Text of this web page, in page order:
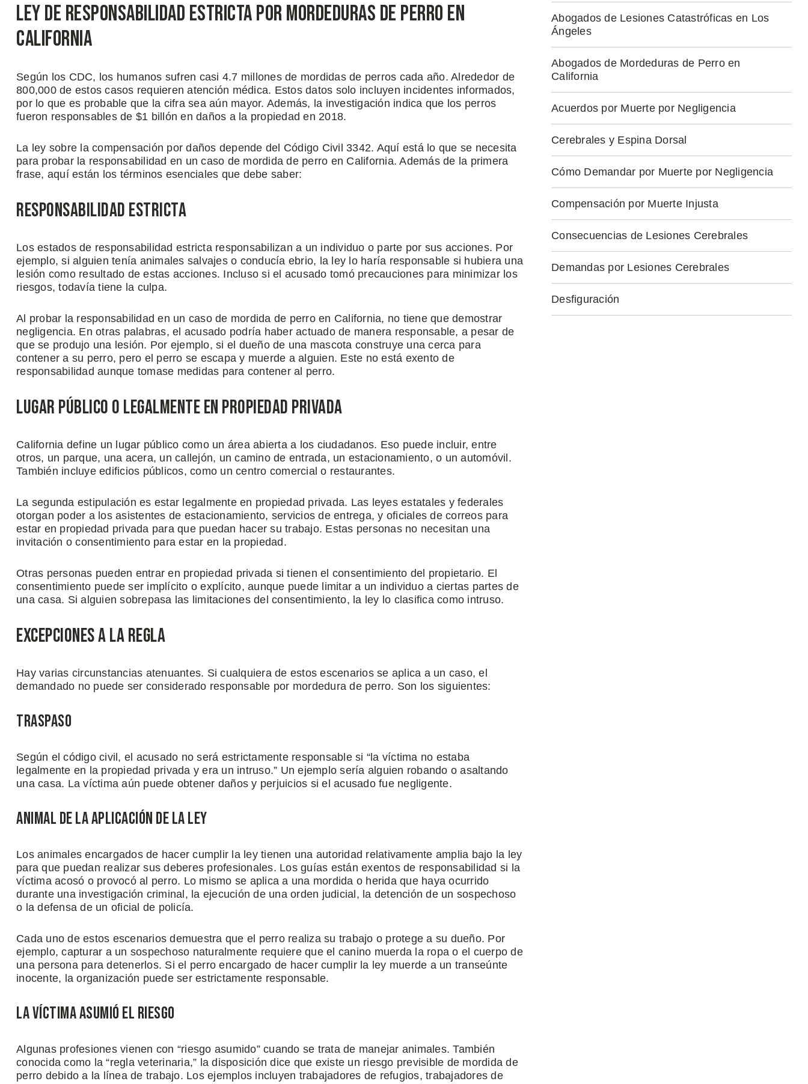
Ley de Responsabilidad Estricta Por Mordeduras de Perro en
California
Según los CDC, los humanos sufren casi 4.7 millones de mordidas de perros cada año. Alrededor de
800,000 de estos casos requieren atención médica. Estos datos solo incluyen incidentes informados,
por lo que es probable que la cifra sea aún mayor. Además, la investigación indica que los perros
fueron responsables de $1 billón en daños a la propiedad en 2018.
La ley sobre la compensación por daños depende del Código Civil 3342. Aquí está lo que se necesita
para probar la responsabilidad en un caso de mordida de perro en California. Además de la primera
frase, aquí están los términos esenciales que debe saber:
Responsabilidad Estricta
Los estados de responsabilidad estricta responsabilizan a un individuo o parte por sus acciones. Por
ejemplo, si alguien tenía animales salvajes o conducía ebrio, la ley lo haría responsable si hubiera una
lesión como resultado de estas acciones. Incluso si el acusado tomó precauciones para minimizar los
riesgos, todavía tiene la culpa.
Al probar la responsabilidad en un caso de mordida de perro en California, no tiene que demostrar
negligencia. En otras palabras, el acusado podría haber actuado de manera responsable, a pesar de
que se produjo una lesión. Por ejemplo, si el dueño de una mascota construye una cerca para
contener a su perro, pero el perro se escapa y muerde a alguien. Este no está exento de
responsabilidad aunque tomase medidas para contener al perro.
Lugar Público o Legalmente en Propiedad Privada
California define un lugar público como un área abierta a los ciudadanos. Eso puede incluir, entre
otros, un parque, una acera, un callejón, un camino de entrada, un estacionamiento, o un automóvil.
También incluye edificios públicos, como un centro comercial o restaurantes.
La segunda estipulación es estar legalmente en propiedad privada. Las leyes estatales y federales
otorgan poder a los asistentes de estacionamiento, servicios de entrega, y oficiales de correos para
estar en propiedad privada para que puedan hacer su trabajo. Estas personas no necesitan una
invitación o consentimiento para estar en la propiedad.
Otras personas pueden entrar en propiedad privada si tienen el consentimiento del propietario. El
consentimiento puede ser implícito o explícito, aunque puede limitar a un individuo a ciertas partes de
una casa. Si alguien sobrepasa las limitaciones del consentimiento, la ley lo clasifica como intruso.
Excepciones a la Regla
Hay varias circunstancias atenuantes. Si cualquiera de estos escenarios se aplica a un caso, el
demandado no puede ser considerado responsable por mordedura de perro. Son los siguientes:
Traspaso
Según el código civil, el acusado no será estrictamente responsable si “la víctima no estaba
legalmente en la propiedad privada y era un intruso.” Un ejemplo sería alguien robando o asaltando
una casa. La víctima aún puede obtener daños y perjuicios si el acusado fue negligente.
Animal de la Aplicación de la Ley
Los animales encargados de hacer cumplir la ley tienen una autoridad relativamente amplia bajo la ley
para que puedan realizar sus deberes profesionales. Los guías están exentos de responsabilidad si la
víctima acosó o provocó al perro. Lo mismo se aplica a una mordida o herida que haya ocurrido
durante una investigación criminal, la ejecución de una orden judicial, la detención de un sospechoso
o la defensa de un oficial de policía.
Cada uno de estos escenarios demuestra que el perro realiza su trabajo o protege a su dueño. Por
ejemplo, capturar a un sospechoso naturalmente requiere que el canino muerda la ropa o el cuerpo de
una persona para detenerlos. Si el perro encargado de hacer cumplir la ley muerde a un transeúnte
inocente, la organización puede ser estrictamente responsable.
La Víctima Asumió El Riesgo
Algunas profesiones vienen con “riesgo asumido” cuando se trata de manejar animales. También
conocida como la “regla veterinaria,” la disposición dice que existe un riesgo previsible de mordida de
perro debido a la línea de trabajo. Los ejemplos incluyen trabajadores de refugios, trabajadores de
Abogados de Lesiones Catastróficas en Los
Ángeles
Abogados de Mordeduras de Perro en
California
Acuerdos por Muerte por Negligencia
Cerebrales y Espina Dorsal
Cómo Demandar por Muerte por Negligencia
Compensación por Muerte Injusta
Consecuencias de Lesiones Cerebrales
Demandas por Lesiones Cerebrales
Desfiguración